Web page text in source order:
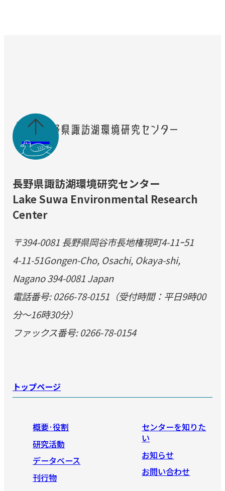

長野県諏訪湖環境研究センター
Lake Suwa Environmental Research
Center
〒394-0081 長野県岡谷市長地権現町4-11ｰ51
4-11-51Gongen-Cho, Osachi, Okaya-shi,
Nagano 394-0081 Japan
電話番号: 0266-78-0151（受付時間：平日9時00
分～16時30分）
ファックス番号: 0266-78-0154
トップページ
概要·役割
研究活動
データベース
刊行物
センターを知りた
い
お知らせ
お問い合わせ